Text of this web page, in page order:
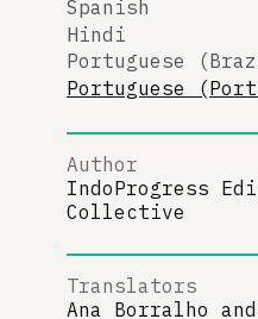
Spanish
Hindi
Portuguese
Portuguese
Author
IndoProgress
Collective
Translators
Ana Borralho and